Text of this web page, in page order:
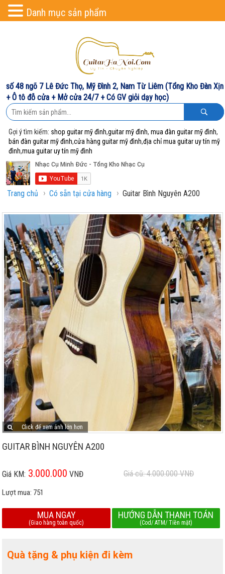
số 48 ngõ 7 Lê Đức Thọ, Mỹ Đình 2, Nam Từ Liêm (Tổng Kho Đàn Xịn
+ Ô tô đỗ cửa + Mở cửa 24/7 + Có GV giỏi dạy học)
Gợi ý tìm kiếm: shop guitar mỹ đình,guitar mỹ đình,mua đàn guitar mỹ đình,
bán đàn guitar mỹ đình,cửa hàng guitar mỹ đình,địa chỉ mua guitar uy tín mỹ
đình,mua guitar uy tín mỹ đình
Trang chủ › Có sẵn tại cửa hàng › Guitar Bình Nguyên A200
Click để xem ảnh lớn hơn
GUITAR BÌNH NGUYÊN A200
Giá KM: 3.000.000 VNĐ Giá cũ: 4.000.000VNĐ
Lượt mua: 751
MUA NGAY
(Giao hàng toàn quốc)
HƯỚNG DẪN THANH TOÁN
(Cod/ ATM/ Tiền mặt)
Quà tặng & phụ kiện đi kèm
Danh mục sản phẩm